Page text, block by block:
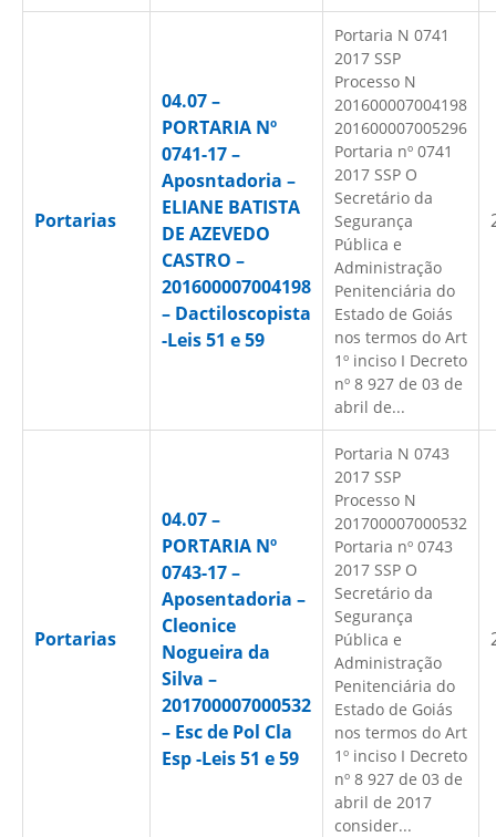
Portarias
04.07 –
PORTARIA Nº
0741-17 –
Aposntadoria –
ELIANE BATISTA
DE AZEVEDO
CASTRO –
201600007004198
– Dactiloscopista
-Leis 51 e 59
Portaria N 0741
2017 SSP
Processo N
201600007004198
201600007005296
Portaria nº 0741
2017 SSP O
Secretário da
Segurança
Pública e
Administração
Penitenciária do
Estado de Goiás
nos termos do Art
1º inciso I Decreto
nº 8 927 de 03 de
abril de...
Portarias
04.07 –
PORTARIA Nº
0743-17 –
Aposentadoria –
Cleonice
Nogueira da
Silva –
201700007000532
– Esc de Pol Cla
Esp -Leis 51 e 59
Portaria N 0743
2017 SSP
Processo N
201700007000532
Portaria nº 0743
2017 SSP O
Secretário da
Segurança
Pública e
Administração
Penitenciária do
Estado de Goiás
nos termos do Art
1º inciso I Decreto
nº 8 927 de 03 de
abril de 2017
consider...